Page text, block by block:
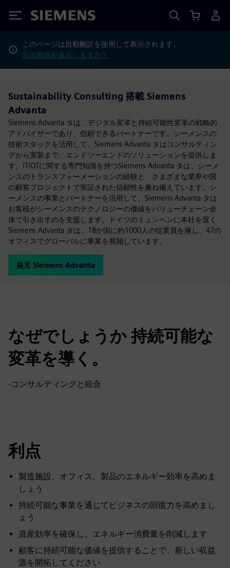
Siemens
このページは自動翻訳を使用して表示されます。
元の英語を表示しますか？
Sustainability Consulting 搭載 Siemens
Advanta
Siemens Advanta タは、デジタル変革と持続可能性変革の戦略的
アドバイザーであり、信頼できるパートナーです。シーメンスの
技術スタックを活用して、Siemens Advanta タはコンサルティン
グから実装まで、エンドツーエンドのソリューションを提供しま
す。IT/OTに関する専門知識を持つSiemens Advanta タは、シーメ
ンスのトランスフォーメーションの経験と、さまざまな業界や国
の顧客プロジェクトで実証された信頼性を兼ね備えています。シ
ーメンスの事業とパートナーを活用して、Siemens Advanta タは
お客様がシーメンスのテクノロジーの価値をバリューチェーン全
体で引き出すのを支援します。ドイツのミュンヘンに本社を置く
Siemens Advanta タは、18か国に約1000人の従業員を擁し、47の
オフィスでグローバルに事業を展開しています。
発見 Siemens Advanta
なぜでしょうか 持続可能な
変革を導く。
-コンサルティングと統合
利点
製造施設、オフィス、製品のエネルギー効率を高めま
しょう
持続可能な事業を通じてビジネスの回復力を高めまし
ょう
資産効率を確保し、エネルギー消費量を削減します
顧客に持続可能な価値を提供することで、新しい収益
源を開拓してください